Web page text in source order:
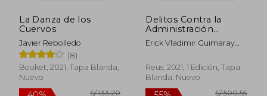
La Danza de los
Cuervos
Javier Rebolledo
(8)
Booket, 2021, Tapa Blanda,
Nuevo
Delitos Contra la
Administración
Pública y Corrupción:
Criterios de
Superior Jerárquico
Erick Vladimir Guimaray
Reus, 2021, 1 Edición, Tapa
Blanda, Nuevo